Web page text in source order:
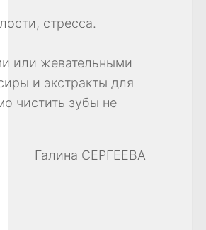
стресса.
или жевательными
и экстракты для
чистить зубы не
Галина СЕРГЕЕВА